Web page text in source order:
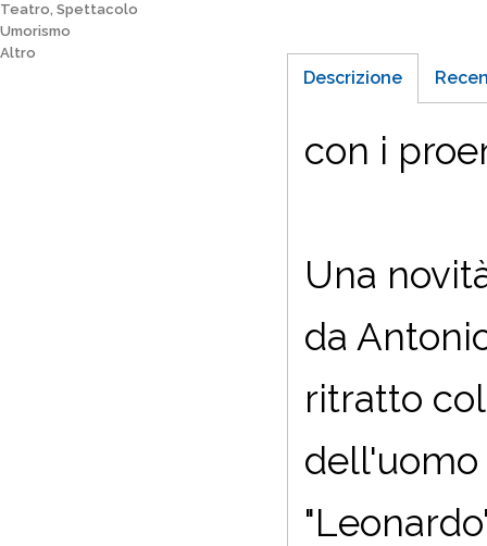
Teatro, Spettacolo
Umorismo
Altro
Descrizione
con i
Una
da
ritratto